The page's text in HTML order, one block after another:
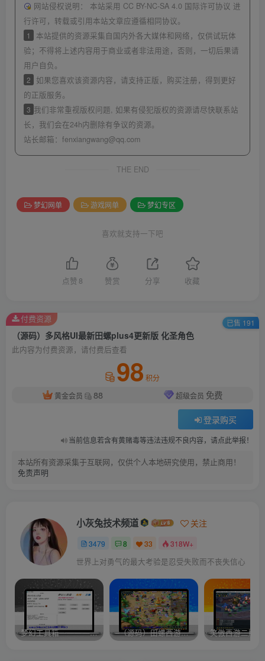
网站侵权说明：
本站采用 CC BY-NC-SA 4.0 国际许可协议 进
行许可，转载或引用本站文章应遵循相同协议。
1
本站提供的资源采集自国内外各大媒体和网络，仅供试玩体
验；不得将上述内容用于商业或者非法用途，否则，一切后果请
用户自负。
2
如果您喜欢该资源内容，请支持正版，购买注册，得到更好
的正版服务。
3 我们非常重视版权问题, 如果有侵犯版权的资源请尽快联系站
长，我们会在24h内删除有争议的资源。
站长邮箱： fenxiangwang@qq.com
THE END
梦幻网单 游戏网单 梦幻专区
喜欢就支持一下吧
点赞 8 赞赏 分享 收藏
（源码）多风格UI最新田螺plus4更新版 化圣角色
此内容为付费资源，请付费后查看
98 积分
黄金会员
88 超级会员 免费
登录购买
当前信息若含有黄赌毒等违法违规不良内容，请点此举报！
本站所有资源采集于互联网，仅供个人本地研究使用，禁止商用！
免责声明
付费资源 已售 191
小灰兔技术频道 关注
3479 8 33 318W+
世界上对勇气的最大考验是忍受失败而不丧失信心
梦幻工具箱————-免费 –（源码）田螺西游9.0 假人摆摊18门派飞升渡劫化圣助战最新BB谛听…. 笑傲西游二版-